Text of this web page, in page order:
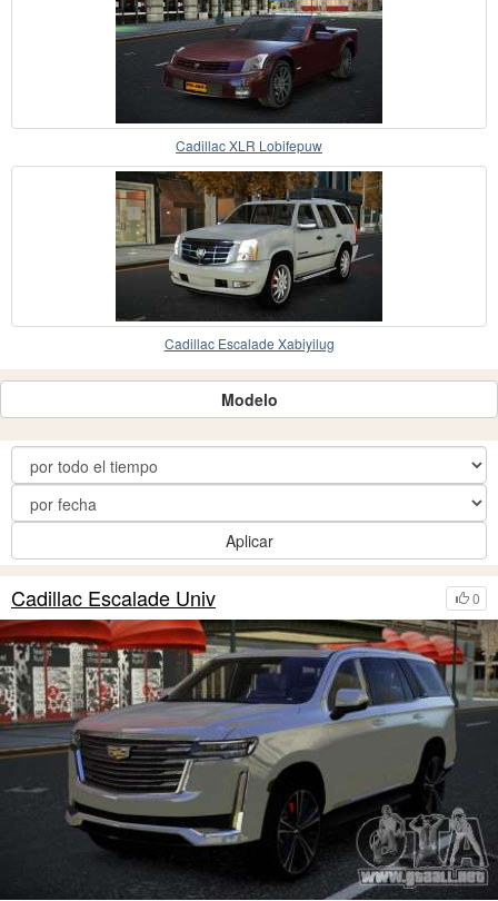
Cadillac XLR Lobifepuw
Cadillac Escalade Xabiyilug
Modelo
Aplicar
0
Cadillac Escalade Univ